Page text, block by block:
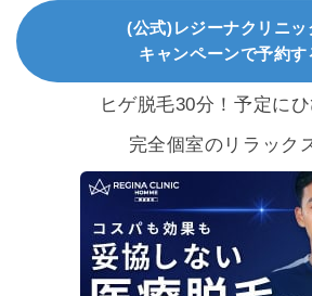
(公式)レジーナクリニッ
キャンペーンで予約
ヒゲ脱毛30分！予定に
完全個室のリラック